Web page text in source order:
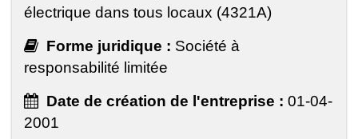
électrique dans tous locaux (4321A)
Forme juridique : Société à
responsabilité limitée
Date de création de l'entreprise : 01-04-
2001